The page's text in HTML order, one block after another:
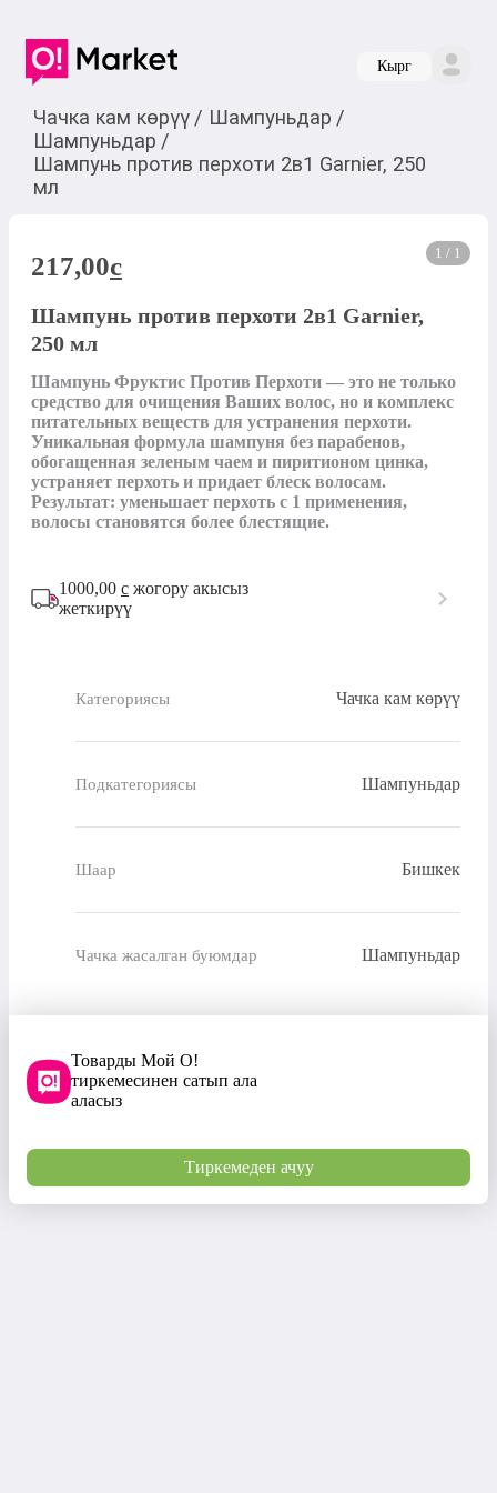
Кырг
Чачка кам көрүү / Шампуньдар /
Шампуньдар /
Шампунь против перхоти 2в1 Garnier, 250
мл
1 / 1
217,00c
Шампунь против перхоти 2в1 Garnier,
250 мл
Шампунь Фруктис Против Перхоти — это не только
средство для очищения Ваших волос, но и комплекс
питательных веществ для устранения перхоти.
Уникальная формула шампуня без парабенов,
обогащенная зеленым чаем и пиритионом цинка,
устраняет перхоть и придает блеск волосам.
Результат: уменьшает перхоть с 1 применения,
волосы становятся более блестящие.
1000,00 с жогору акысыз
жеткирүү
Категориясы Чачка кам көрүү
Подкатегориясы Шампуньдар
Шаар Бишкек
Чачка жасалган буюмдар Шампуньдар
Товарды Мой О!
тиркемесинен сатып ала
аласыз
Тиркемеден ачуу